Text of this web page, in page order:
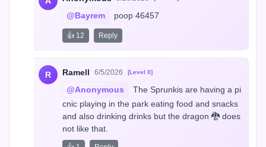
@Bayrem poop 46457
👍 12 Reply
R Ramell 6/5/2026 [Level 0]
@Anonymous
The Sprunkis are having a pi
cnic playing in the park eating food and snacks
and also drinking drinks but the dragon 🐉 does
not like that.